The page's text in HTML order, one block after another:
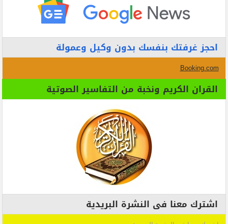
احجز غرفتك بنفسك بدون وكيل وعمولة
Booking.com
القران الكريم ونخبة من التفاسير الصوتية
اشترك معنا فى النشرة البريدية